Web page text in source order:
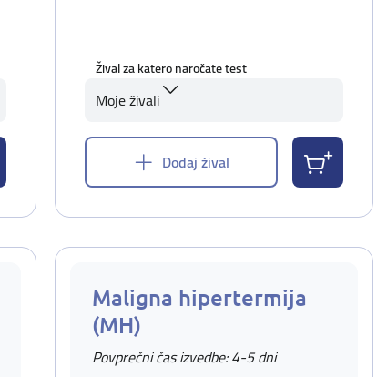
Žival za katero naročate test
Moje živali
Dodaj žival
Maligna hipertermija
(MH)
Povprečni čas izvedbe: 4-5 dni